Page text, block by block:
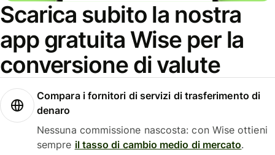
Scarica subito la nostra
app gratuita Wise per la
conversione di valute
Compara i fornitori di servizi di trasferimento di
denaro
Nessuna commissione nascosta: con Wise ottieni
sempre il tasso di cambio medio di mercato.